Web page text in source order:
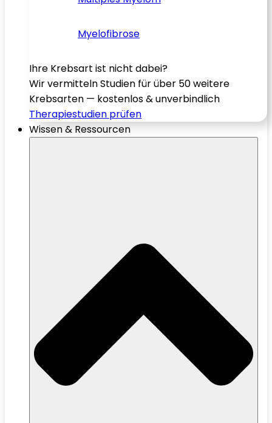
Myelofibrose
Ihre Krebsart ist nicht dabei?
Wir vermitteln Studien für über 50 weitere
Krebsarten — kostenlos & unverbindlich
Therapiestudien prüfen
Wissen & Ressourcen